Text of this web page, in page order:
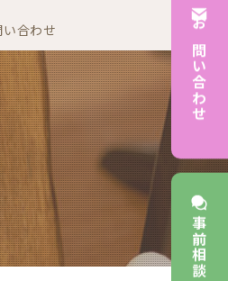
い合わせ お問い合わせ
事前相談